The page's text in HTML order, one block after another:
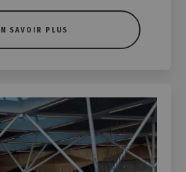
SAVOIR PLUS